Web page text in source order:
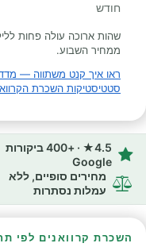
חודש
שהות ארוכה עולה פחות
ממחיר השבוע.
ראו איך קנט משתווה —
סטטיסטיקות השכרת
4.5★ · +400 ביקורות
Google
מחירים סופיים, ללא
עמלות נסתרות
השכרת קרוואנים לפי